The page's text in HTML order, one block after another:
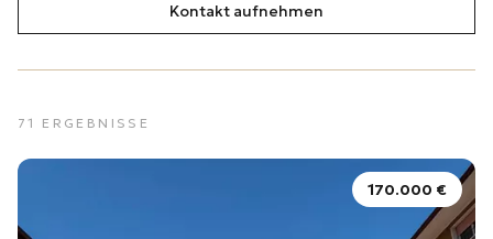
Kontakt aufnehmen
71 ERGEBNISSE
170.000 €